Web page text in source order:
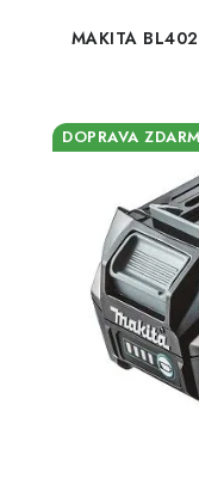
MAKITA
DOPRAVA